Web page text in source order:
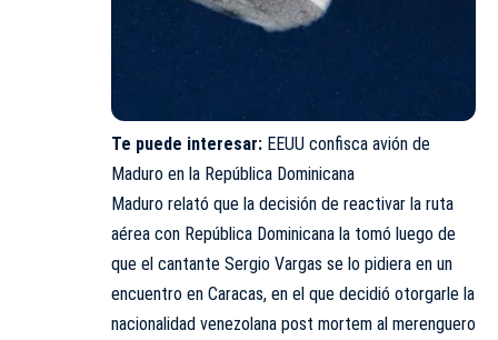
Te puede interesar: EEUU confisca avión de
Maduro en la República Dominicana
Maduro relató que la decisión de reactivar la ruta
aérea con República Dominicana la tomó luego de
que el cantante Sergio Vargas se lo pidiera en un
encuentro en Caracas, en el que decidió otorgarle la
nacionalidad venezolana post mortem al merenguero